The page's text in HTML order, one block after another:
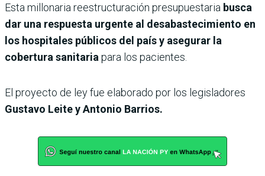
Esta millonaria reestructuración presupuestaria busca
dar una respuesta urgente al desabastecimiento en
los hospitales públicos del país y asegurar la
cobertura sanitaria para los pacientes.
El proyecto de ley fue elaborado por los legisladores
Gustavo Leite y Antonio Barrios.